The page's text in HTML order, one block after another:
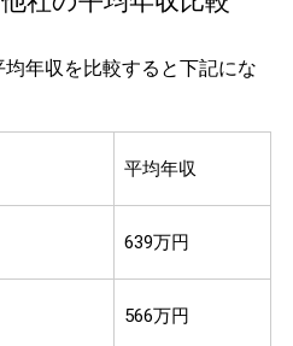
年収を比較すると下記にな
平均年収
639万円
566万円